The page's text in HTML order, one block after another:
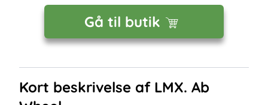
Gå til butik
Kort beskrivelse af LMX. Ab